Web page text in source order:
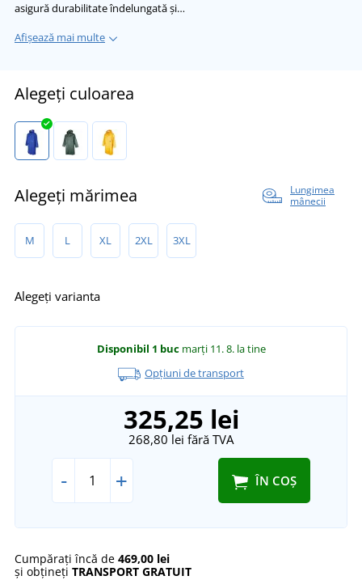
asigură durabilitate îndelungată și…
Afișează mai multe
Alegeți culoarea
Alegeți mărimea
Lungimea
mânecii
M L XL 2XL 3XL
Alegeți varianta
Disponibil 1 buc marți 11. 8. la tine
Opțiuni de transport
325,25 lei
268,80 lei fără TVA
- + ÎN COȘ
Cumpărați încă de 469,00 lei
și obțineți TRANSPORT GRATUIT